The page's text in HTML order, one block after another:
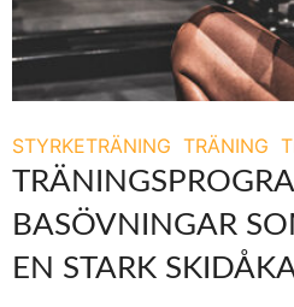
STYRKETRÄNING TRÄNING
BASÖVNINGAR
EN STARK